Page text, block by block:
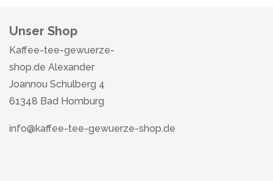
Unser Shop
Kaffee-tee-gewuerze-
shop.de Alexander
Joannou Schulberg 4
61348 Bad Homburg
info@kaffee-tee-gewuerze-shop.de